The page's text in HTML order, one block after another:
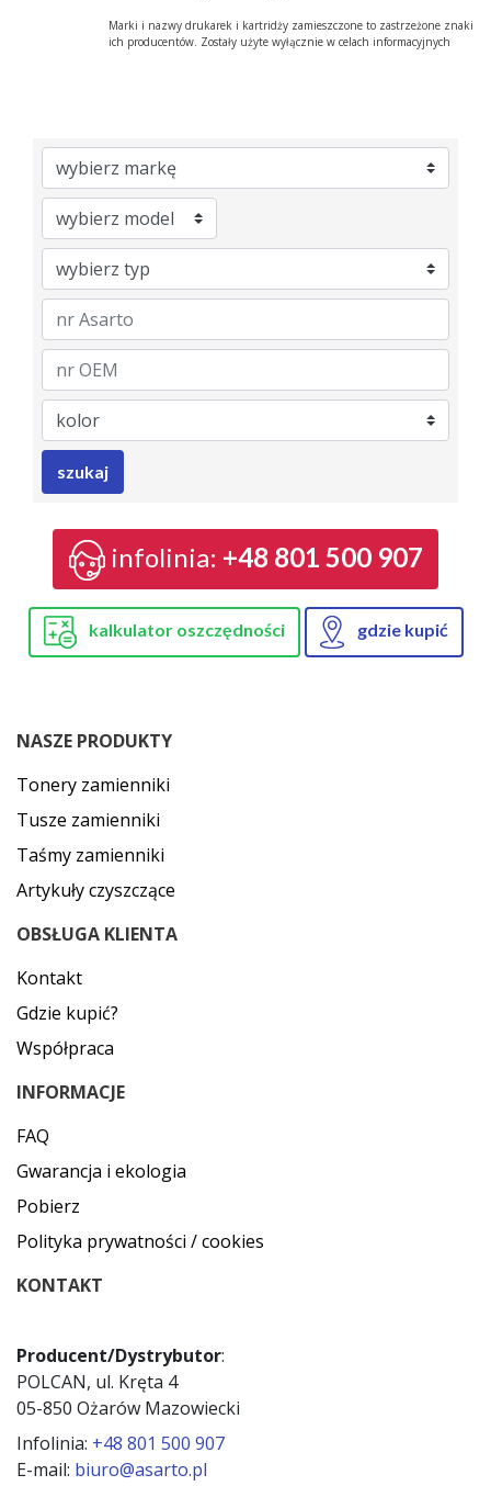
Marki i nazwy drukarek i kartridży zamieszczone to zastrzeżone znaki
ich producentów. Zostały użyte wyłącznie w celach informacyjnych
Brand
Model
Category
nrAsarto
nrOem
Color
szukaj
infolinia: +48 801 500 907
kalkulator oszczędności gdzie kupić
NASZE PRODUKTY
Tonery zamienniki
Tusze zamienniki
Taśmy zamienniki
Artykuły czyszczące
OBSŁUGA KLIENTA
Kontakt
Gdzie kupić?
Współpraca
INFORMACJE
FAQ
Gwarancja i ekologia
Pobierz
Polityka prywatności / cookies
KONTAKT
Producent/Dystrybutor:
POLCAN, ul. Kręta 4
05-850 Ożarów Mazowiecki
Infolinia: +48 801 500 907
E-mail: biuro@asarto.pl